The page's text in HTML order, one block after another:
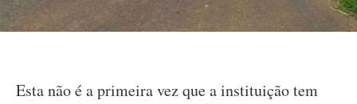
Esta não é a primeira vez que a instituição tem